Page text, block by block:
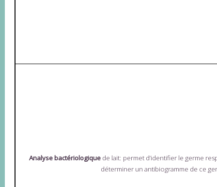
Analyse bactériologiquede lait: permet d’identifier le germe
déterminer un antibiogramme de ce